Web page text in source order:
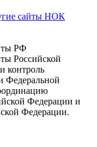
сайты НОК
РФ
Российской
контроль
Федеральной
Федерации и
Федерации.